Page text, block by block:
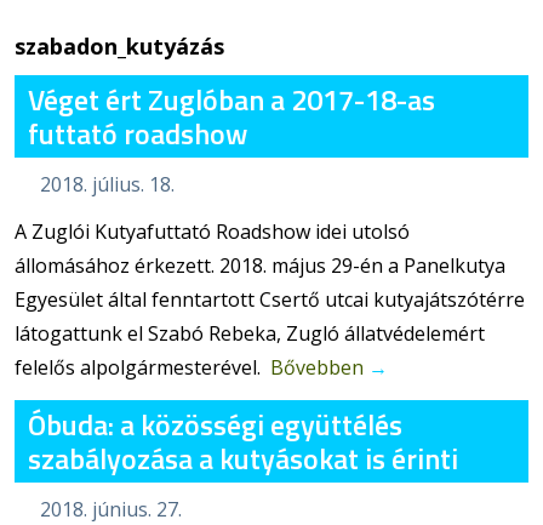
szabadon_kutyázás
Véget ért Zuglóban a 2017-18-as
futtató roadshow
2018. július. 18.
A Zuglói Kutyafuttató Roadshow idei utolsó
állomásához érkezett. 2018. május 29-én a Panelkutya
Egyesület által fenntartott Csertő utcai kutyajátszótérre
látogattunk el Szabó Rebeka, Zugló állatvédelemért
felelős alpolgármesterével. Bővebben →
Óbuda: a közösségi együttélés
szabályozása a kutyásokat is érinti
2018. június. 27.